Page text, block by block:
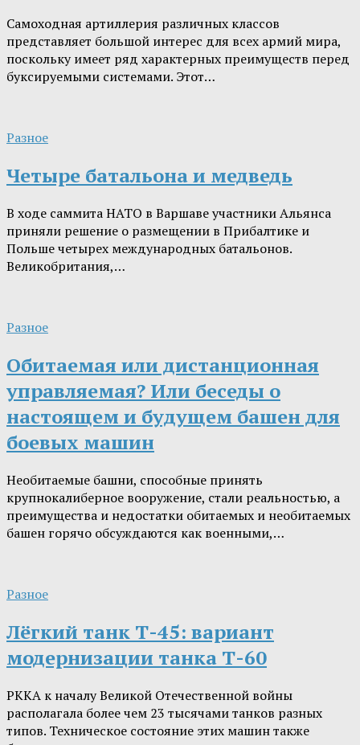
Самоходная артиллерия различных классов
представляет большой интерес для всех армий мира,
поскольку имеет ряд характерных преимуществ перед
буксируемыми системами. Этот…
Разное
Четыре батальона и медведь
В ходе саммита НАТО в Варшаве участники Альянса
приняли решение о размещении в Прибалтике и
Польше четырех международных батальонов.
Великобритания,…
Разное
Обитаемая или дистанционная
управляемая? Или беседы о
настоящем и будущем башен для
боевых машин
Необитаемые башни, способные принять
крупнокалиберное вооружение, стали реальностью, а
преимущества и недостатки обитаемых и необитаемых
башен горячо обсуждаются как военными,…
Разное
Лёгкий танк Т-45: вариант
модернизации танка Т-60
РККА к началу Великой Отечественной войны
располагала более чем 23 тысячами танков разных
типов. Техническое состояние этих машин также